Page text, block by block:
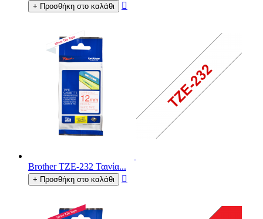
+ Προσθήκη στο καλάθι 
Brother TZE-232 Ταινία...
+ Προσθήκη στο καλάθι 